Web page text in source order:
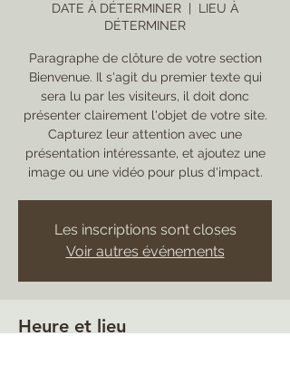
DATE À DÉTERMINER
LIEU À
DÉTERMINER
Paragraphe de clôture de votre section
Bienvenue. Il s'agit du premier texte qui
sera lu par les visiteurs, il doit donc
présenter clairement l'objet de votre site.
Capturez leur attention avec une
présentation intéressante, et ajoutez une
image ou une vidéo pour plus d'impact.
Les inscriptions sont closes
Voir autres événements
Heure et lieu